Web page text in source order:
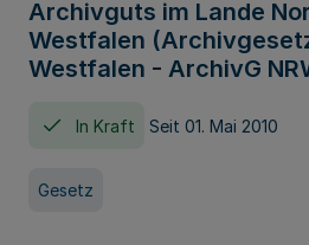
Archivguts im Lande
Westfalen
Westfalen - ArchivG
In Kraft Seit 01. Mai 2010
Gesetz